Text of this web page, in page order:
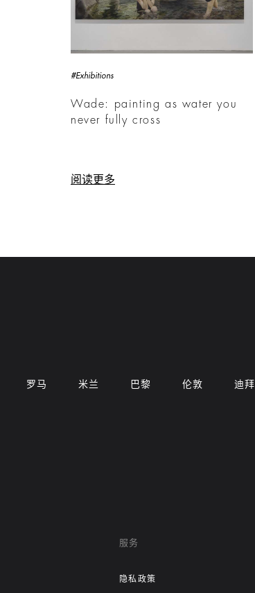
#Exhibitions
Wade: painting as water you
never fully cross
阅读更多
罗马 米兰 巴黎 伦敦 迪拜
服务
隐私政策